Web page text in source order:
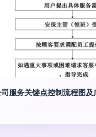
服务关键点控制流程图